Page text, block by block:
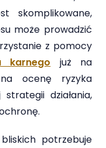
skomplikowane,
może prowadzić
z pomocy
karnego już na
ocenę ryzyka
działania,
potrzebuje